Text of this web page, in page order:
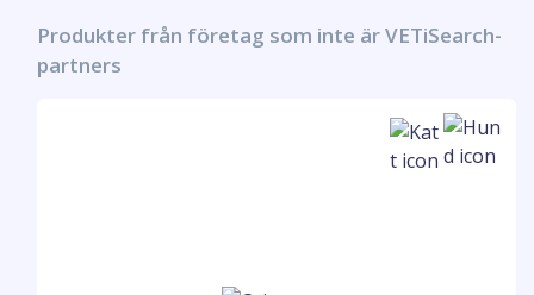
Produkter från företag som inte är VETiSearch-
partners